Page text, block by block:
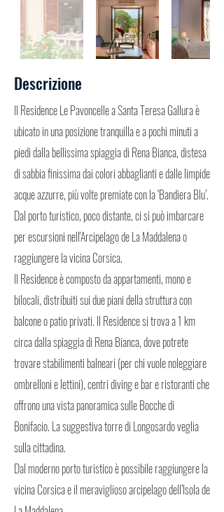
Descrizione
Il Residence Le Pavoncelle a Santa Teresa Gallura è
ubicato in una posizione tranquilla e a pochi minuti a
piedi dalla bellissima spiaggia di Rena Bianca, distesa
di sabbia finissima dai colori abbaglianti e dalle limpide
acque azzurre, più volte premiate con la ‘Bandiera Blu’.
Dal porto turistico, poco distante, ci si può imbarcare
per escursioni nell'Arcipelago de La Maddalena o
raggiungere la vicina Corsica.
Il Residence è composto da appartamenti, mono e
bilocali, distribuiti sui due piani della struttura con
balcone o patio privati. Il Residence si trova a 1 km
circa dalla spiaggia di Rena Bianca, dove potrete
trovare stabilimenti balneari (per chi vuole noleggiare
ombrelloni e lettini), centri diving e bar e ristoranti che
offrono una vista panoramica sulle Bocche di
Bonifacio. La suggestiva torre di Longosardo veglia
sulla cittadina.
Dal moderno porto turistico è possibile raggiungere la
vicina Corsica e il meraviglioso arcipelago dell’Isola de